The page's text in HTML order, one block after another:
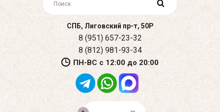
СПБ, Лиговский пр-т, 50Р
8 (951) 657-23-32
8 (812) 981-93-34
ПН-ВС с 12:00 до 20:00